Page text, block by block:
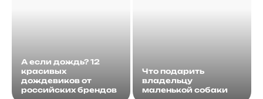
А если дождь? 12
красивых
дождевиков от
российских брендов
Что подарить
владельцу
маленькой собаки